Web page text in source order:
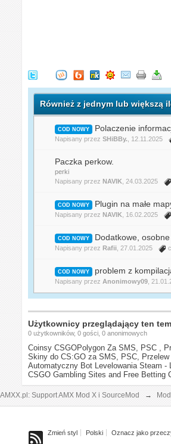
Również z jednym lub większą
COD NOWY Polaczenie
Napisany przezSHiBBy. , 12.11.2025
Paczka perkow.
perki
Napisany przez NAVIK , 24.03.2025
COD NOWY Plugin na małe
Napisany przez NAVIK , 16.02.2025
COD NOWY Dodatkowe,
Napisany przez Rafii , 27.01.2025
COD NOWY problem z
Napisany przez Anonimowy09 ,
Użytkownicy przeglądający ten
0 użytkowników, 0 gości, 0 anonimowych
Coinsy CSGOPolygon Za SMS, PSC ,
Skiny do CS:GO za SMS, PSC,
Automatyczny Bot Levelowania Steam -
CSGO Gambling Sites and Free Betting
AMXX.pl: Support AMX Mod X i SourceMod →
Zmień styl Polski Oznacz jako